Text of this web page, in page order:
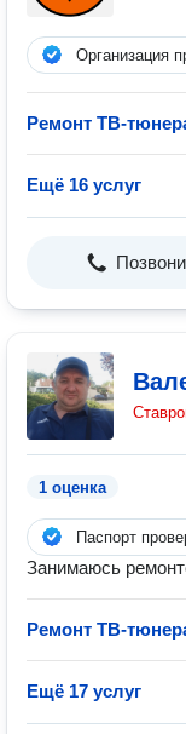
Организация
Ремонт ТВ-
Ещё 16 услуг
1 оценка
Паспорт
Занимаюсь
Ремонт ТВ-
Ещё 17 услуг